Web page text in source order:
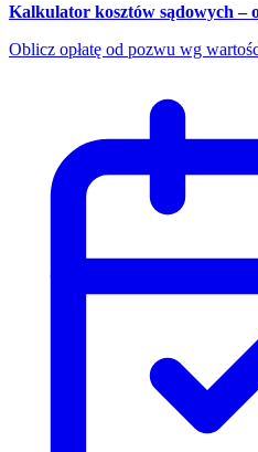
Kalkulator kosztów sądowych –
Oblicz opłatę od pozwu wg